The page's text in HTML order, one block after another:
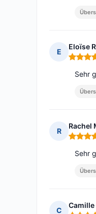
E
Eloïse
Sehr
R
Rachel
Sehr
C
Camille